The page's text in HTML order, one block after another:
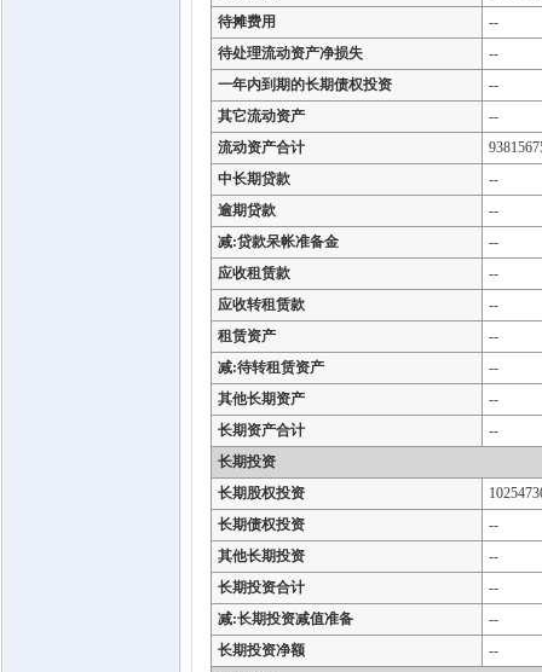
待摊费用
--
待处理流动资产净损失
--
一年内到期的长期债权投资
--
其它流动资产
--
流动资产合计
中长期贷款
--
逾期贷款
--
减:贷款呆帐准备金
--
应收租赁款
--
应收转租赁款
--
租赁资产
--
减:待转租赁资产
--
其他长期资产
--
长期资产合计
--
长期投资
长期股权投资
长期债权投资
--
其他长期投资
--
长期投资合计
--
减:长期投资减值准备
--
长期投资净额
--